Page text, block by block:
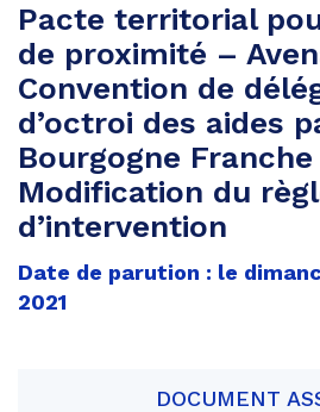
Pacte territorial
de proximité –
Convention de
d’octroi des aides
Bourgogne
Modification du
d’intervention
Date de parution : le
2021
DOCUMENT